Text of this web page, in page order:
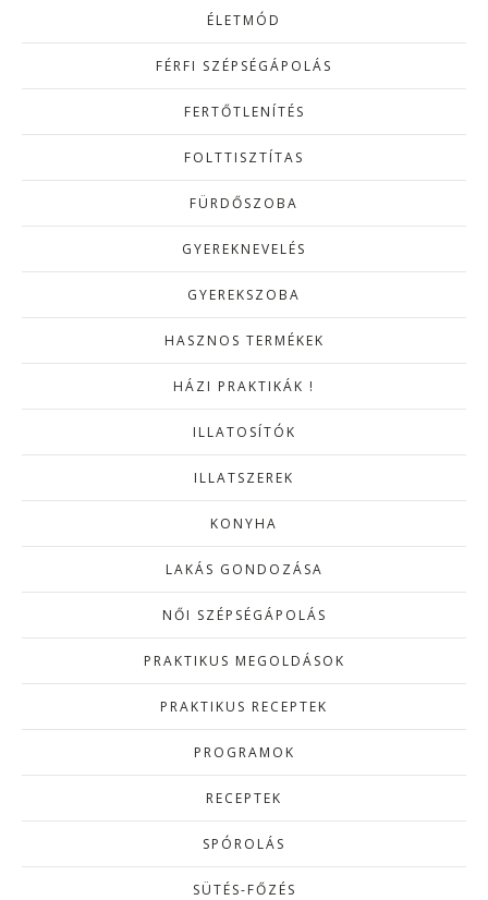
ÉLETMÓD
FÉRFI SZÉPSÉGÁPOLÁS
FERTŐTLENÍTÉS
FOLTTISZTÍTAS
FÜRDŐSZOBA
GYEREKNEVELÉS
GYEREKSZOBA
HASZNOS TERMÉKEK
HÁZI PRAKTIKÁK !
ILLATOSÍTÓK
ILLATSZEREK
KONYHA
LAKÁS GONDOZÁSA
NŐI SZÉPSÉGÁPOLÁS
PRAKTIKUS MEGOLDÁSOK
PRAKTIKUS RECEPTEK
PROGRAMOK
RECEPTEK
SPÓROLÁS
SÜTÉS-FŐZÉS